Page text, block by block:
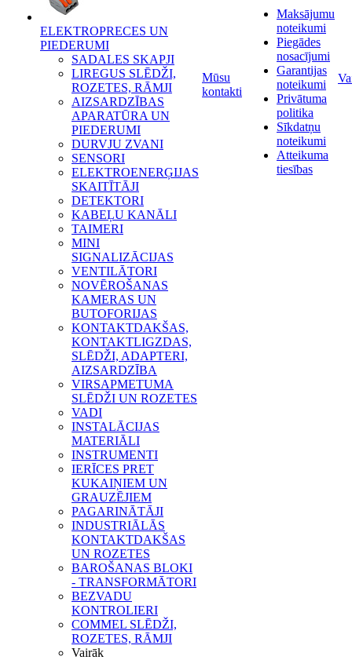
ELEKTROPRECES UN
PIEDERUMI
SADALES SKAPJI
LIREGUS SLĒDŽI,
ROZETES, RĀMJI
AIZSARDZĪBAS
APARATŪRA UN
PIEDERUMI
DURVJU ZVANI
SENSORI
ELEKTROENERĢIJAS
SKAITĪTĀJI
DETEKTORI
KABEĻU KANĀLI
TAIMERI
MINI
SIGNALIZĀCIJAS
VENTILĀTORI
NOVĒROŠANAS
KAMERAS UN
BUTOFORIJAS
KONTAKTDAKŠAS,
KONTAKTLIGZDAS,
SLĒDŽI, ADAPTERI,
AIZSARDZĪBA
VIRSAPMETUMA
SLĒDŽI UN ROZETES
VADI
INSTALĀCIJAS
MATERIĀLI
INSTRUMENTI
IERĪCES PRET
KUKAIŅIEM UN
GRAUZĒJIEM
PAGARINĀTĀJI
INDUSTRIĀLĀS
KONTAKTDAKŠAS
UN ROZETES
BAROŠANAS BLOKI
- TRANSFORMĀTORI
BEZVADU
KONTROLIERI
COMMEL SLĒDŽI,
ROZETES, RĀMJI
Vairāk
Mūsu
kontakti
Maksājumu
noteikumi
Piegādes
nosacījumi
Garantijas
noteikumi
Privātuma
politika
Sīkdatņu
noteikumi
Atteikuma
tiesības